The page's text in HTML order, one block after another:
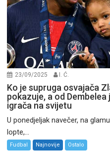
23/09/2025 I. Ć.
Ko je supruga osvajača
pokazuje, a od
igrača na svijetu
U ponedjeljak navečer, na
lopte,...
Fudbal Najnovije Ostalo